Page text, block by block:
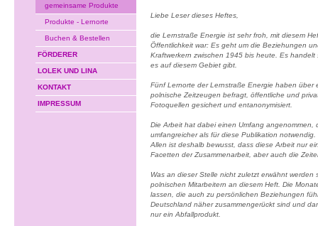
gemeinsame Produkte
Produkte - Lernorte
Buchen & Bestellen
FÖRDERER
LOLEK UND LINA
KONTAKT
IMPRESSUM
Liebe Leser dieses Heftes,
die Lernstraße Energie ist sehr froh, mit diesem
Öffentlichkeit war: Es geht um die Beziehungen
Kraftwerkern zwischen 1945 bis heute. Es
es auf diesem Gebiet gibt.
Fünf Lernorte der Lernstraße Energie haben
polnische Zeitzeugen befragt, öffentliche und
Fotoquellen gesichert und entanonymisiert.
Die Arbeit hat dabei einen Umfang angenommen,
umfangreicher als für diese Publikation notwendig.
Allen ist deshalb bewusst, dass diese Arbeit nur
Facetten der Zusammenarbeit, aber auch die
Was an dieser Stelle nicht zuletzt erwähnt
polnischen Mitarbeitern an diesem Heft. Die
lassen, die auch zu persönlichen Beziehungen
Deutschland näher zusammengerückt sind und
nur ein Abfallprodukt.